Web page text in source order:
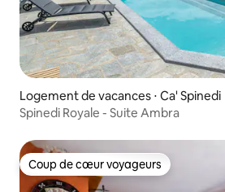
Logement de vacances ⋅ Ca' Spinedi
Spinedi Royale - Suite Ambra
Coup de cœur voyageurs
Coup de cœur voyageurs